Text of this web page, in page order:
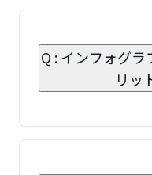
Q : インフォグ
リッ